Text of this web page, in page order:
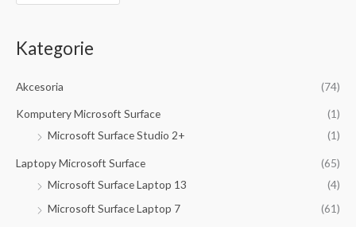
Kategorie
Akcesoria (74)
Komputery Microsoft Surface
(1)
Microsoft Surface Studio 2+
(1)
Laptopy Microsoft Surface
(65)
Microsoft Surface Laptop 13
(4)
Microsoft Surface Laptop 7
(61)